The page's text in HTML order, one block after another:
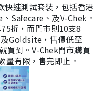
快速測試套裝，包括香港
Safecare、及V-Chek。
折，而門市則10支8
Goldsite，售價低至
買到。V-Chek門市購買
量有限，售完即止。